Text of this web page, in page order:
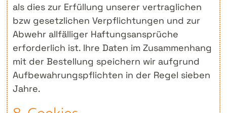
als dies zur Erfüllung unserer vertraglichen
bzw gesetzlichen Verpflichtungen und zur
Abwehr allfälliger Haftungsansprüche
erforderlich ist. Ihre Daten im Zusammenhang
mit der Bestellung speichern wir aufgrund
Aufbewahrungspflichten in der Regel sieben
Jahre.